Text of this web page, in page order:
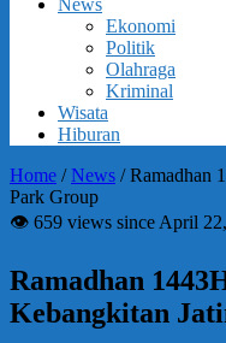
News
Ekonomi
Politik
Olahraga
Kriminal
Wisata
Hiburan
Home /News /Ramadhan
Park Group
👁 659 views since April
Ramadhan
Kebangkitan